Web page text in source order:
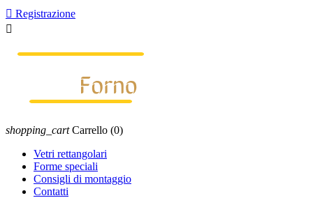
 Registrazione

shopping_cart Carrello (0)
Vetri rettangolari
Forme speciali
Consigli di montaggio
Contatti